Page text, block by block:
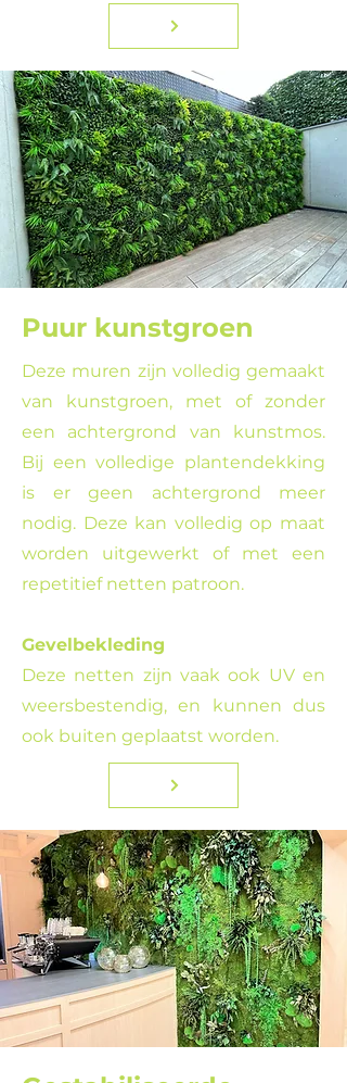
Puur kunstgroen
Deze muren zijn volledig gemaakt
van kunstgroen, met of zonder
een achtergrond van kunstmos.
Bij een volledige plantendekking
is er geen achtergrond meer
nodig. Deze kan volledig op maat
worden uitgewerkt of met een
repetitief netten patroon.
Gevelbekleding
Deze netten zijn vaak ook UV en
weersbestendig, en kunnen dus
ook buiten geplaatst worden.